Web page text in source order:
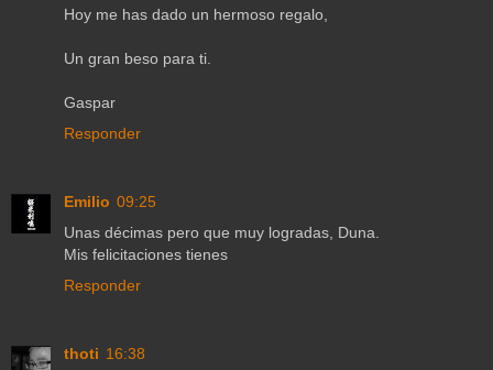
Hoy me has dado un hermoso regalo,
Un gran beso para ti.
Gaspar
Responder
Emilio 09:25
Unas décimas pero que muy logradas, Duna.
Mis felicitaciones tienes
Responder
thoti 16:38